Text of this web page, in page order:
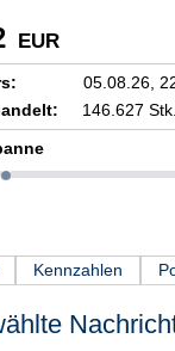
EUR
05.08.26,
146.627
Kennzahlen